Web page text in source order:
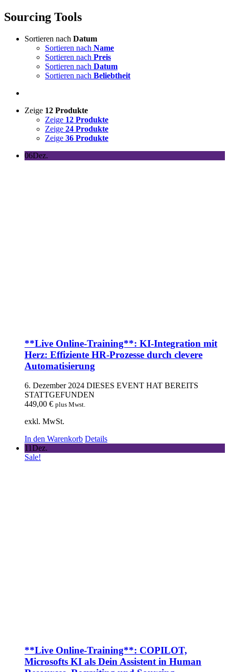
Sourcing Tools
Sortieren nach Datum
Sortieren nach Name
Sortieren nach Preis
Sortieren nach Datum
Sortieren nach Beliebtheit
Zeige 12 Produkte
Zeige 12 Produkte
Zeige 24 Produkte
Zeige 36 Produkte
06Dez.
**Live Online-Training**: KI-Integration mit
Herz: Effiziente HR-Prozesse durch clevere
Automatisierung
6. Dezember 2024 DIESES EVENT HAT BEREITS
STATTGEFUNDEN
449,00 € plus Mwst.
exkl. MwSt.
In den Warenkorb Details
11Dez.
Sale!
**Live Online-Training**: COPILOT,
Microsofts KI als Dein Assistent in Human